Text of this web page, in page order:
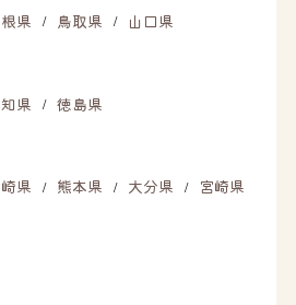
県 / 鳥取県 / 山口県
県 / 徳島県
県 / 熊本県 / 大分県 / 宮崎県